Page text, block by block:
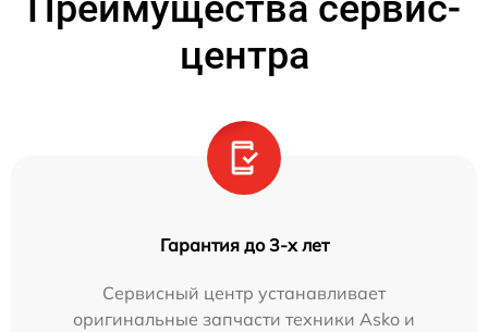
Преимущества сервис-
центра
Гарантия до 3-х лет
Сервисный центр устанавливает
оригинальные запчасти техники Asko и